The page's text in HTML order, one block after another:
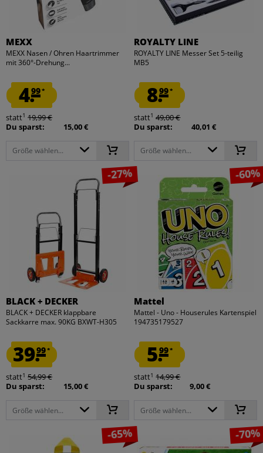
MEXX
MEXX Nasen / Ohren Haartrimmer
mit 360°-Drehung...
4.99*
statt1 19,99 €
Du sparst:
15,00 €
Größe wählen...
ROYALTY LINE
ROYALTY LINE Messer Set 5-teilig
MB5
8.99*
statt1 49,00 €
Du sparst:
40,01 €
Größe wählen...
-27%
BLACK + DECKER
BLACK + DECKER klappbare
Sackkarre max. 90KG BXWT-H305
39.99*
statt1 54,99 €
Du sparst:
15,00 €
Größe wählen...
-60%
Mattel
Mattel - Uno - Houserules Kartenspiel
194735179527
5.99*
statt1 14,99 €
Du sparst:
9,00 €
Größe wählen...
-65% -70%